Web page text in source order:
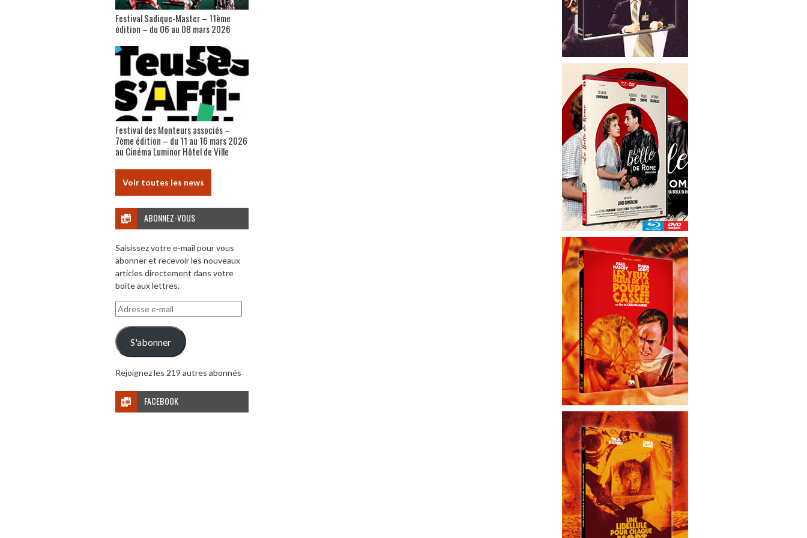
Festival Sadique-Master – 11ème
édition – du 06 au 08 mars 2026
Festival des Monteurs associés –
7ème édition – du 11 au 16 mars 2026
au Cinéma Luminor Hôtel de Ville
Voir toutes les news
ABONNEZ-VOUS
Saisissez votre e-mail pour vous
abonner et recevoir les nouveaux
articles directement dans votre
boite aux lettres.
Adresse
e-
mail
S'abonner
Rejoignez les 219 autres abonnés
FACEBOOK